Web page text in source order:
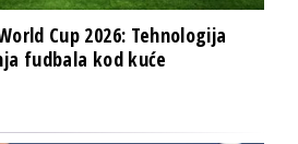
Cup 2026: Tehnologija
fudbala kod kuće